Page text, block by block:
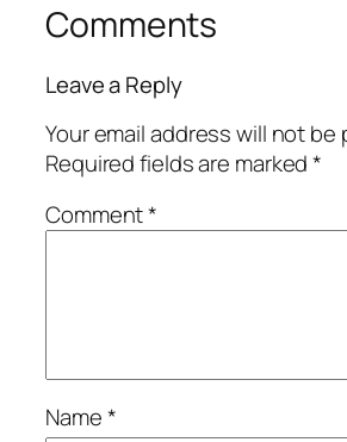
Comments
Leave a Reply
Your email address will not be
Required fields are marked*
Comment*
Name*